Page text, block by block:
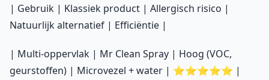
| Gebruik | Klassiek product | Allergisch risico |
Natuurlijk alternatief | Efficiëntie |
| Multi-oppervlak | Mr Clean Spray | Hoog (VOC,
geurstoffen) | Microvezel + water | ⭐⭐⭐⭐⭐ |